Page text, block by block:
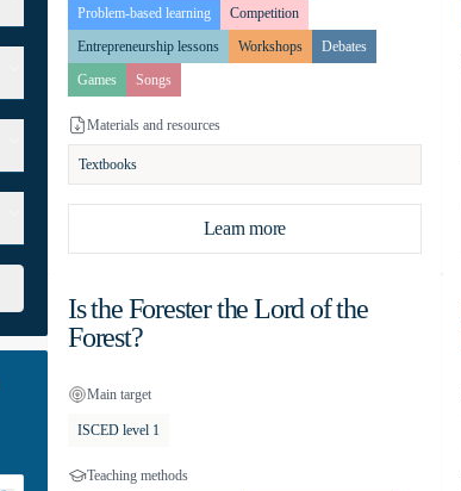
Problem-based learning
Competition
Entrepreneurship lessons
Workshops
Debates
Games
Songs
Materials and resources
Textbooks
Learn more
Is the Forester the Lord of the
Forest?
Main target
ISCED level 1
Teaching methods